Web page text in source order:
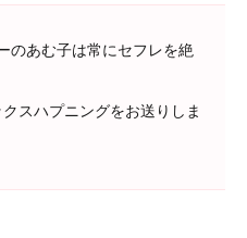
のあむ子は常にセフレを絶
スハプニングをお送りしま